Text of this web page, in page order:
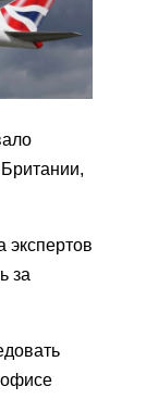
экспертов
за
офисе